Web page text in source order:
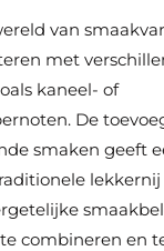
van
met
kaneel- of
De
smaken geeft
combineren en